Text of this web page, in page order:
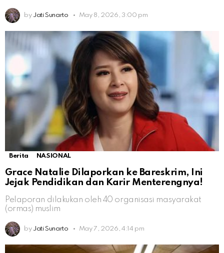
by Jati Sunarto May 8, 2026, 3:00 pm
Berita NASIONAL
Grace Natalie Dilaporkan ke Bareskrim, Ini
Jejak Pendidikan dan Karir Menterengnya!
Pelaporan dilakukan oleh 40 organisasi masyarakat
(ormas) muslim
by Jati Sunarto May 7, 2026, 4:14 pm